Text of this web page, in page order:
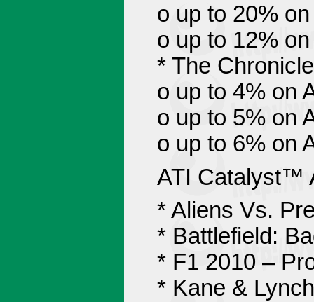
o up to 20%
o up to 12%
* The
o up to 4% on
o up to 5% on
o up to 6% on
ATI Catalyst™
* Aliens Vs.
* Battlefield:
* F1 2010 –
* Kane &